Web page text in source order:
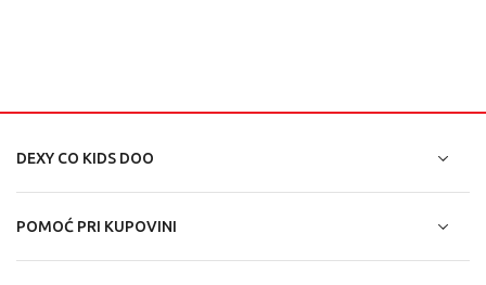
DEXY CO KIDS DOO
POMOĆ PRI KUPOVINI